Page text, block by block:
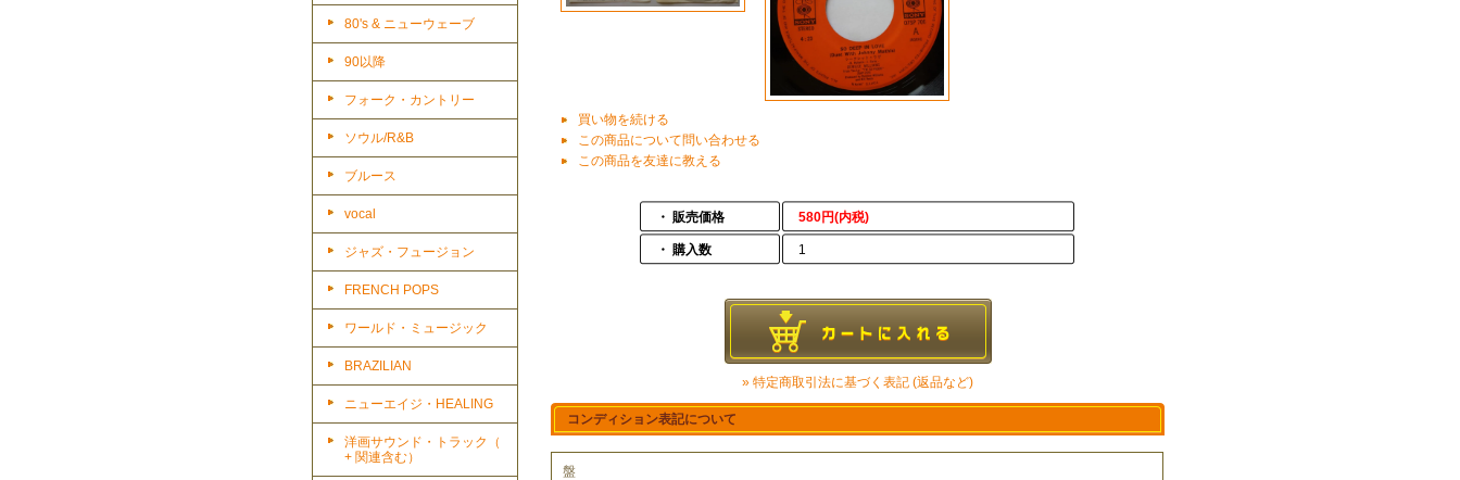
80's & ニューウェーブ
90以降
フォーク・カントリー
ソウル/R&B
ブルース
vocal
ジャズ・フュージョン
FRENCH POPS
ワールド・ミュージック
BRAZILIAN
ニューエイジ・HEALING
洋画サウンド・トラック（
+ 関連含む）
買い物を続ける
この商品について問い合わせる
この商品を友達に教える
・ 販売価格 580円(内税)
・ 購入数 1
» 特定商取引法に基づく表記 (返品など)
コンディション表記について
盤